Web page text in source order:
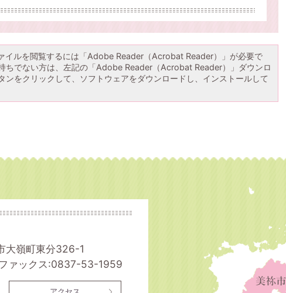
イルを閲覧するには「Adobe Reader（Acrobat Reader）」が必要で
ちでない方は、左記の「Adobe Reader（Acrobat Reader）」ダウンロ
ンをクリックして、ソフトウェアをダウンロードし、インストールして
大嶺町東分326-1
ァックス:0837-53-1959
アクセス